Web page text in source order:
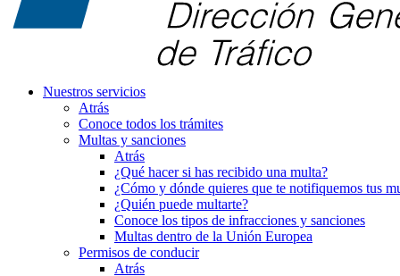
Nuestros servicios
Atrás
Conoce todos los trámites
Multas y sanciones
Atrás
¿Qué hacer si has recibido una multa?
¿Cómo y dónde quieres que te notifiquemos tus
¿Quién puede multarte?
Conoce los tipos de infracciones y sanciones
Multas dentro de la Unión Europea
Permisos de conducir
Atrás